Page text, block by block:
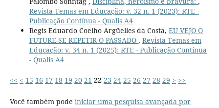
Revista Temas em Educação: v. 32 n. 1 (2023): RTE -
Publicação Contínua - Qualis A4
Regis Eduardo Coelho Argüelles da Costa, EU VEJO O
FUTURE-SE REPETIR O PASSADO , Revista Temas em
Educação: v. 34 n. 1 (2025): RTE - Publicação Contínua
- Qualis A4
<< < 15 16 17 18 19 20 21 22 23 24 25 26 27 28 29 > >>
Você também pode iniciar uma pesquisa avançada por